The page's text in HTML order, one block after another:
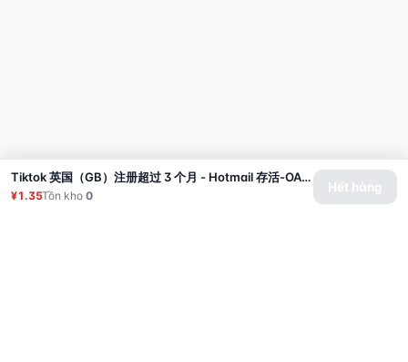
Tiktok 英国（GB）注册超过 3 个月 - Hotmail 存活-OAUTH2 | T12.2025
¥1.35Tồn kho0
Hết hàng